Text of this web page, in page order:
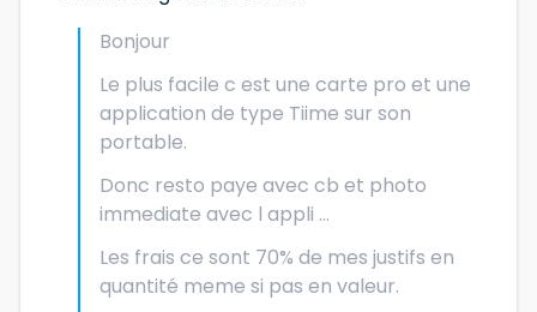
Bonjour
Le plus facile c est une carte pro et une
application de type Tiime sur son
portable.
Donc resto paye avec cb et photo
immediate avec l appli ...
Les frais ce sont 70% de mes justifs en
quantité meme si pas en valeur.